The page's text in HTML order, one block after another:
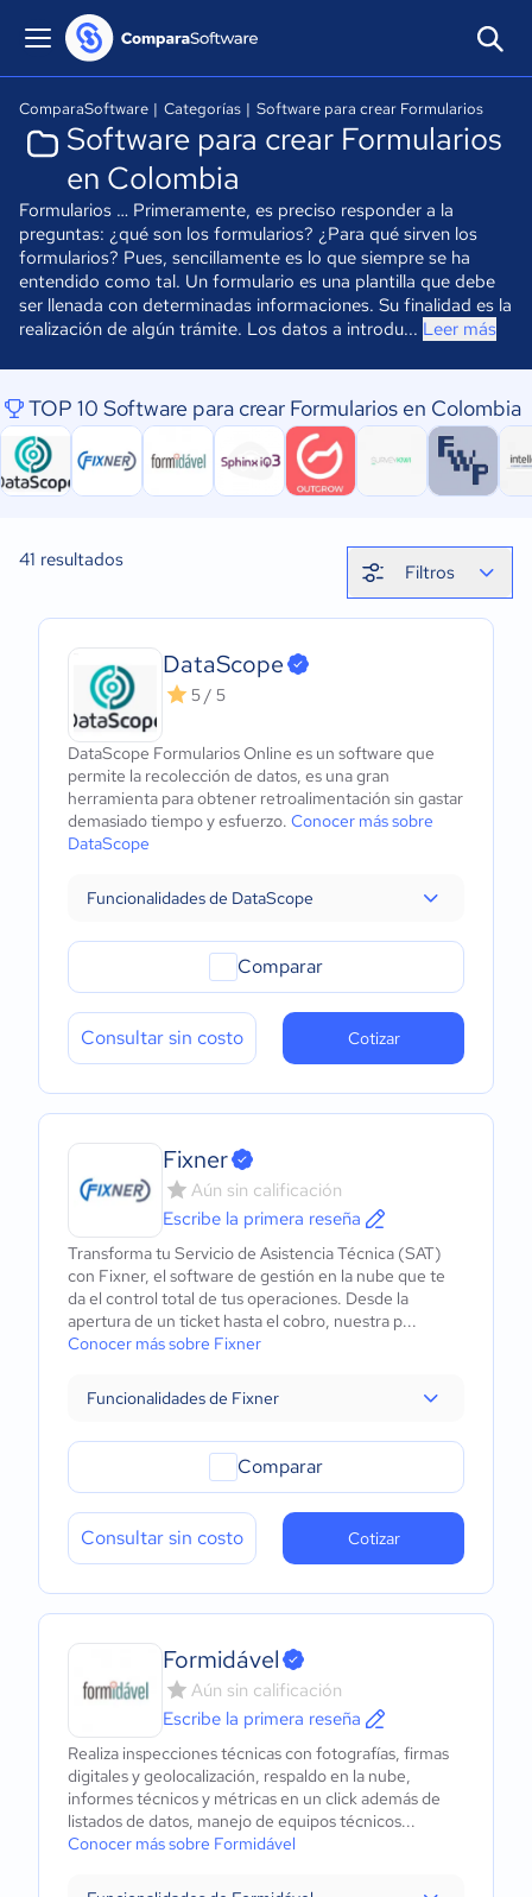
ComparaSoftware | Categorías | Software para crear Formularios
Software para crear Formularios
en Colombia
Formularios … Primeramente, es preciso responder a la
preguntas: ¿qué son los formularios? ¿Para qué sirven los
formularios? Pues, sencillamente es lo que siempre se ha
entendido como tal. Un formulario es una plantilla que debe
ser llenada con determinadas informaciones. Su finalidad es la
realización de algún trámite. Los datos a introdu... Leer más
TOP 10 Software para crear Formularios en Colombia
41 resultados
Filtros
DataScope
5 / 5
DataScope Formularios Online es un software que
permite la recolección de datos, es una gran
herramienta para obtener retroalimentación sin gastar
demasiado tiempo y esfuerzo. Conocer más sobre
DataScope
Funcionalidades de DataScope
Comparar
Consultar sin costo Cotizar
Fixner
Aún sin calificación
Escribe la primera reseña
Transforma tu Servicio de Asistencia Técnica (SAT)
con Fixner, el software de gestión en la nube que te
da el control total de tus operaciones. Desde la
apertura de un ticket hasta el cobro, nuestra p...
Conocer más sobre Fixner
Funcionalidades de Fixner
Comparar
Consultar sin costo Cotizar
Formidável
Aún sin calificación
Escribe la primera reseña
Realiza inspecciones técnicas con fotografías, firmas
digitales y geolocalización, respaldo en la nube,
informes técnicos y métricas en un click además de
listados de datos, manejo de equipos técnicos...
Conocer más sobre Formidável